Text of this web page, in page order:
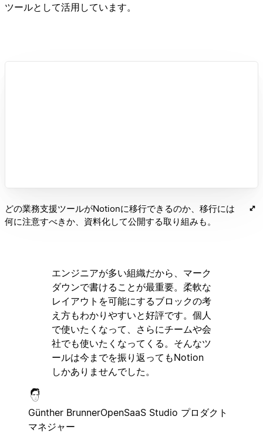
ツールとして活用しています。
どの業務支援ツールがNotionに移行できるのか、移行には
何に注意すべきか、資料化して公開する取り組みも。
エンジニアが多い組織だから、マーク
ダウンで書けることが最重要。柔軟な
レイアウトを可能にするブロックの考
え方もわかりやすいと好評です。個人
で使いたくなって、さらにチームや会
社でも使いたくなってくる。そんなツ
ールは今までを振り返ってもNotion
しかありませんでした。
Günther BrunnerOpenSaaS Studio プロダクト
マネジャー